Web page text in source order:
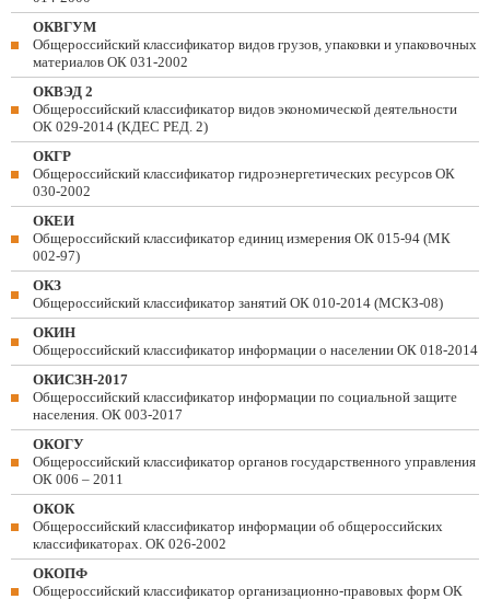
ОКВГУМ
Общероссийский классификатор видов грузов, упаковки и упаковочных
материалов ОК 031-2002
ОКВЭД 2
Общероссийский классификатор видов экономической деятельности
ОК 029-2014 (КДЕС РЕД. 2)
ОКГР
Общероссийский классификатор гидроэнергетических ресурсов ОК
030-2002
ОКЕИ
Общероссийский классификатор единиц измерения ОК 015-94 (МК
002-97)
ОКЗ
Общероссийский классификатор занятий ОК 010-2014 (МСКЗ-08)
ОКИН
Общероссийский классификатор информации о населении ОК 018-2014
ОКИСЗН-2017
Общероссийский классификатор информации по социальной защите
населения. ОК 003-2017
ОКОГУ
Общероссийский классификатор органов государственного управления
ОК 006 – 2011
ОКОК
Общероссийский классификатор информации об общероссийских
классификаторах. ОК 026-2002
ОКОПФ
Общероссийский классификатор организационно-правовых форм ОК